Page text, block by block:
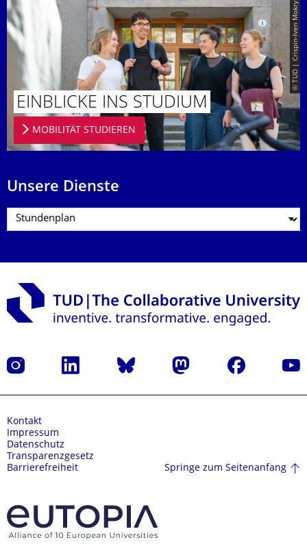
© TUD | Crispin-Iven Mokry
EINBLICKE INS STUDIUM
MOBILITÄT STUDIEREN
Unsere Dienste
Instagram LinkedIn Bluesky Mastodon Facebook
Kontakt
Impressum
Datenschutz
Transparenzgesetz
Barrierefreiheit
Springe zum Seitenanfang